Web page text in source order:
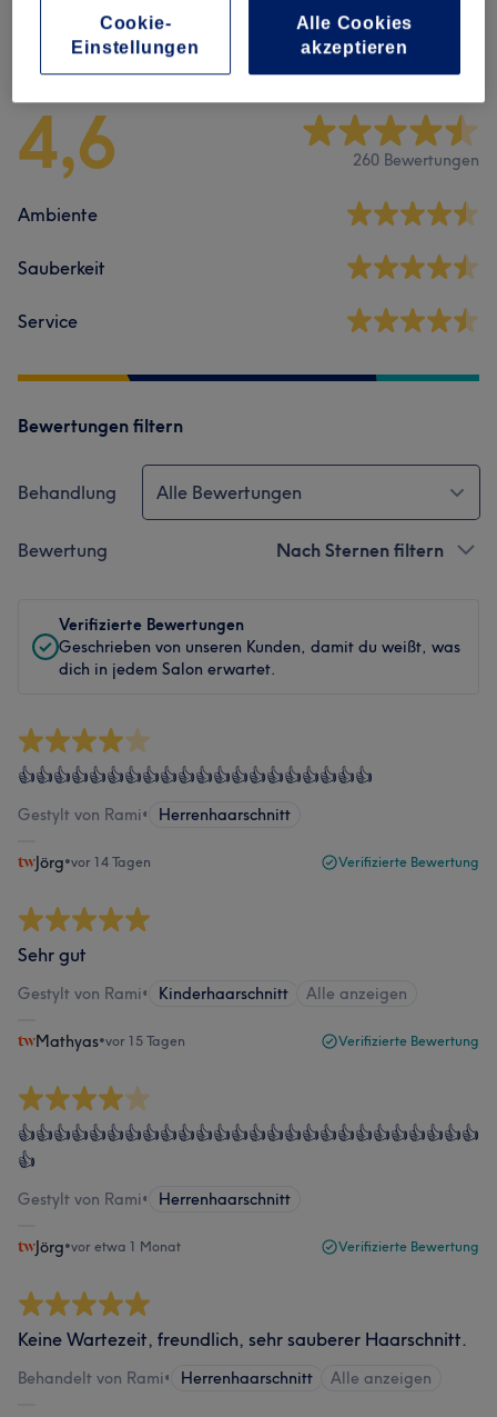
Salonbewertungen
4,6 260 Bewertungen
Ambiente
Sauberkeit
Service
Bewertungen filtern
Behandlung Alle Bewertungen
Bewertung Nach Sternen filtern
Verifizierte Bewertungen
Geschrieben von unseren Kunden, damit du weißt, was
dich in jedem Salon erwartet.
👍👍👍👍👍👍👍👍👍👍👍👍👍👍👍👍👍👍👍👍
Gestylt von Rami• Herrenhaarschnitt
Jörg•vor 14 Tagen Verifizierte Bewertung
Sehr gut
Gestylt von Rami• Kinderhaarschnitt Alle anzeigen
Mathyas•vor 15 Tagen Verifizierte Bewertung
👍👍👍👍👍👍👍👍👍👍👍👍👍👍👍👍👍👍👍👍👍👍👍👍👍👍
👍
Gestylt von Rami• Herrenhaarschnitt
Jörg•vor etwa 1 Monat Verifizierte Bewertung
Keine Wartezeit, freundlich, sehr sauberer Haarschnitt.
Behandelt von Rami• Herrenhaarschnitt Alle anzeigen
Cookie-
Einstellungen
Alle Cookies
akzeptieren